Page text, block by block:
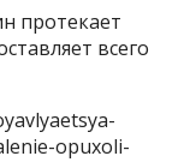
протекает
всего
opuxoli-